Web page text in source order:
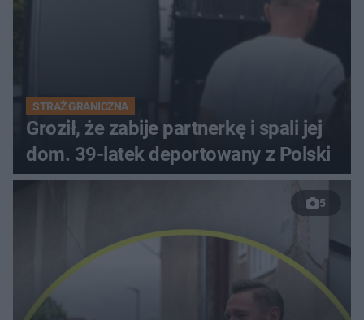
STRAŻ GRANICZNA
Groził, że zabije partnerkę i spali jej
dom. 39-latek deportowany z Polski
5